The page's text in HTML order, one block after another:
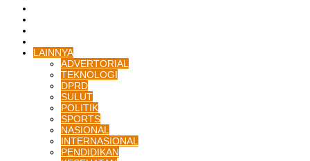
LAINNYA
ADVERTORIAL
TEKNOLOGI
DPRD
SULUT
POLITIK
SPORTS
NASIONAL
INTERNASIONAL
PENDIDIKAN